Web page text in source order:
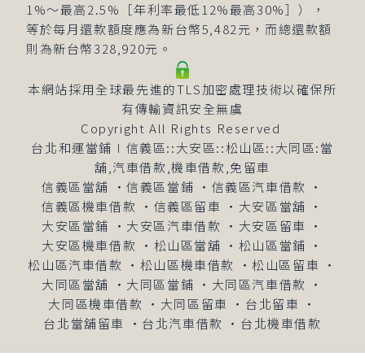
1%～最高2.5%［年利率最低12%最高30%］），
等於每月還款額度應為新台幣5,482元，而總還款額
則為新台幣328,920元。
本網站採用全球最先進的TLS加密處理技術以確保所
有傳輸資訊安全無虞
Copyright All Rights Reserved
台北和運當鋪∣信義區::大安區::松山區::大同區:當
舖,汽車借款,機車借款,免留車
信義區當舖
‧信義區當鋪 ‧ 信義區汽車借款
‧
信義區機車借款
‧ 信義區留車 ‧ 大安區當舖
‧
大安區當鋪 ‧ 大安區汽車借款 ‧ 大安區留車
‧
大安區機車借款
‧ 松山區當舖 ‧ 松山區當鋪 ‧
松山區汽車借款
‧ 松山區機車借款 ‧松山區留車
‧
大同區當舖
‧ 大同區當鋪 ‧ 大同區汽車借款
‧
大同區機車借款
‧ 大同區留車 ‧ 台北留車
‧
台北當舖留車
‧ 台北汽車借款 ‧ 台北機車借款